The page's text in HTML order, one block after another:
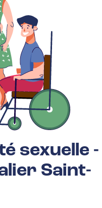
sexuelle -
Saint-